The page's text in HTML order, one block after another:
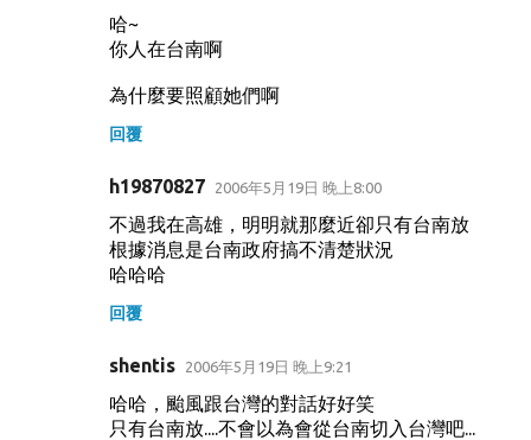
哈~
你人在台南啊
為什麼要照顧她們啊
回覆
h19870827 2006年5月19日 晚上8:00
不過我在高雄，明明就那麼近卻只有台南放
根據消息是台南政府搞不清楚狀況
哈哈哈
回覆
shentis 2006年5月19日 晚上9:21
哈哈，颱風跟台灣的對話好好笑
只有台南放....不會以為會從台南切入台灣吧...